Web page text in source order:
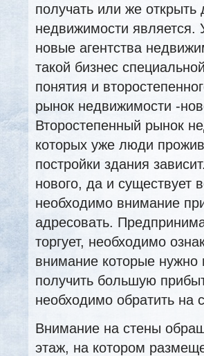
получать или же
недвижимости является.
новые агентства
такой бизнес
понятия и
рынок недвижимости -
Второстепенный рынок
которых уже люди
постройки здания
нового, да и существует
необходимо внимание
адресовать.
торгует, необходимо
внимание которые нужно
получить большую
необходимо обратить на
Внимание на стены
этаж, на котором